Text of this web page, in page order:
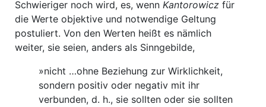
Schwieriger noch wird, es, wenn Kantorowicz für
die Werte objektive und notwendige Geltung
postuliert. Von den Werten heißt es nämlich
weiter, sie seien, anders als Sinngebilde,
»nicht …ohne Beziehung zur Wirklichkeit,
sondern positiv oder negativ mit ihr
verbunden, d. h., sie sollten oder sie sollten